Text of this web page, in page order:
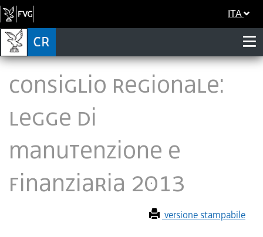
ITA
Consiglio regionale:
legge di
manutenzione e
Finanziaria 2013
versione stampabile